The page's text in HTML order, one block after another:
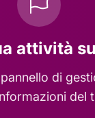
attività
di
del